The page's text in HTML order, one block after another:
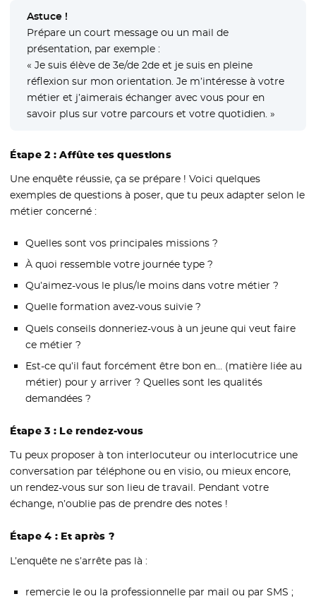
Astuce !
Prépare un court message ou un mail de
présentation, par exemple :
« Je suis élève de 3e/de 2de et je suis en pleine
réflexion sur mon orientation. Je m’intéresse à votre
métier et j’aimerais échanger avec vous pour en
savoir plus sur votre parcours et votre quotidien. »
Étape 2 : Affûte tes questions
Une enquête réussie, ça se prépare ! Voici quelques
exemples de questions à poser, que tu peux adapter selon le
métier concerné :
Quelles sont vos principales missions ?
À quoi ressemble votre journée type ?
Qu’aimez-vous le plus/le moins dans votre métier ?
Quelle formation avez-vous suivie ?
Quels conseils donneriez-vous à un jeune qui veut faire
ce métier ?
Est-ce qu’il faut forcément être bon en… (matière liée au
métier) pour y arriver ? Quelles sont les qualités
demandées ?
Étape 3 : Le rendez-vous
Tu peux proposer à ton interlocuteur ou interlocutrice une
conversation par téléphone ou en visio, ou mieux encore,
un rendez-vous sur son lieu de travail. Pendant votre
échange, n’oublie pas de prendre des notes !
Étape 4 : Et après ?
L’enquête ne s’arrête pas là :
remercie le ou la professionnelle par mail ou par SMS ;